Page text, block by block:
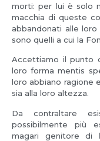
morti: per lui è solo
macchia di queste
abbandonati alle
sono quelli a cui la
Accettiamo il punto
loro forma mentis
loro abbiano ragione
sia alla loro altezza.
Da contraltare
possibilmente più
magari genitore di